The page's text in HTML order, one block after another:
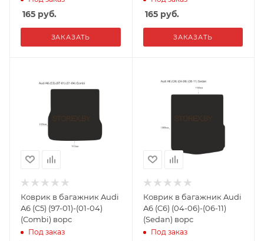
165 руб.
ЗАКАЗАТЬ
165руб.
ЗАКАЗАТЬ
Коврик в багажник Audi
A6 (C5) (97-01)-(01-04)
(Combi) ворс
Под заказ
Коврик в багажник Audi
A6 (C6) (04-06)-(06-11)
(Sedan) ворс
Под заказ